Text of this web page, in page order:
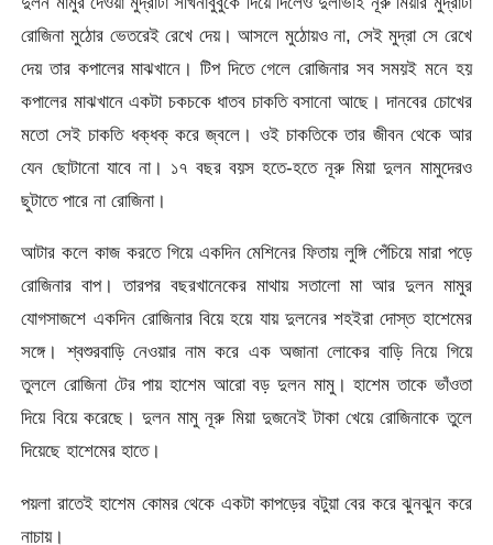
রোজিনা মুঠোর ভেতরেই রেখে দেয়। আসলে মুঠোয়ও না, সেই মুদ্রা সে রেখে
দেয় তার কপালের মাঝখানে। টিপ দিতে গেলে রোজিনার সব সময়ই মনে হয়
কপালের মাঝখানে একটা চকচকে ধাতব চাকতি বসানো আছে। দানবের চোখের
মতো সেই চাকতি ধক্ধক্ করে জ্বলে। ওই চাকতিকে তার জীবন থেকে আর
যেন ছোটানো যাবে না। ১৭ বছর বয়স হতে-হতে নূরু মিয়া দুলন মামুদেরও
ছুটাতে পারে না রোজিনা।
আটার কলে কাজ করতে গিয়ে একদিন মেশিনের ফিতায় লুঙ্গি পেঁচিয়ে মারা পড়ে
রোজিনার বাপ। তারপর বছরখানেকের মাথায় সতালো মা আর দুলন মামুর
যোগসাজশে একদিন রোজিনার বিয়ে হয়ে যায় দুলনের শহইরা দোস্ত হাশেমের
সঙ্গে। শ্বশুরবাড়ি নেওয়ার নাম করে এক অজানা লোকের বাড়ি নিয়ে গিয়ে
তুললে রোজিনা টের পায় হাশেম আরো বড় দুলন মামু। হাশেম তাকে ভাঁওতা
দিয়ে বিয়ে করেছে। দুলন মামু নূরু মিয়া দুজনেই টাকা খেয়ে রোজিনাকে তুলে
দিয়েছে হাশেমের হাতে।
পয়লা রাতেই হাশেম কোমর থেকে একটা কাপড়ের বটুয়া বের করে ঝুনঝুন করে
নাচায়।